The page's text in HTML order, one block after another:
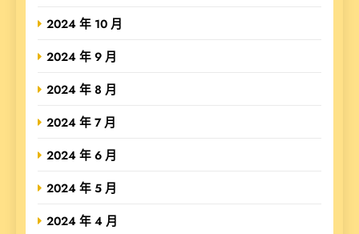
2024 年 10 月
2024 年 9 月
2024 年 8 月
2024 年 7 月
2024 年 6 月
2024 年 5 月
2024 年 4 月